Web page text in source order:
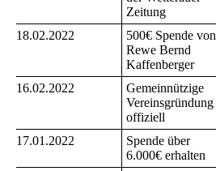
Zeitung
18.02.2022
500€ Spende von
Rewe Bernd
Kaffenberger
16.02.2022
Gemeinnützige
Vereinsgründung
offiziell
17.01.2022
Spende über
6.000€ erhalten